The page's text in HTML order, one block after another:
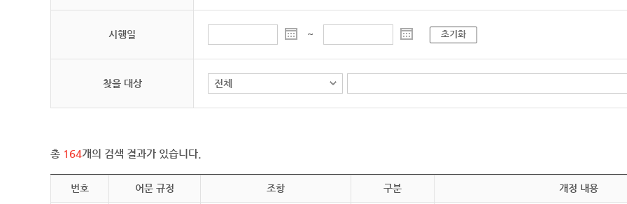
시행일 ~ 초기화
찾을 대상
총 164개의 검색 결과가 있습니다.
번호 어문 규정 조항 구분 개정 내용